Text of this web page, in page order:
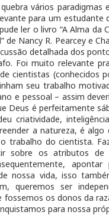
vários
para um estudante
ler o livro “A Alma da
de Nancy R. Pearcey e
detalhada dos
Foi muito relevante
cientistas (conhecidos
seu trabalho
e pessoal – assim
Deus é perfeitamente
criatividade,
a natureza, é algo
trabalho do cientista.
sobre os atributos de
apontar
nossa vida, isso
queremos ser
fossemos os donos da
para nossa